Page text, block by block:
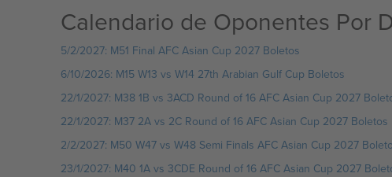
Calendario de Oponentes Por
5/2/2027: M51 Final AFC Asian Cup 2027 Boletos
6/10/2026: M15 W13 vs W14 27th Arabian Gulf Cup Boletos
22/1/2027: M38 1B vs 3ACD Round of 16 AFC Asian Cup 2027
22/1/2027: M37 2A vs 2C Round of 16 AFC Asian Cup 2027 Boletos
2/2/2027: M50 W47 vs W48 Semi Finals AFC Asian Cup 2027
23/1/2027: M40 1A vs 3CDE Round of 16 AFC Asian Cup 2027